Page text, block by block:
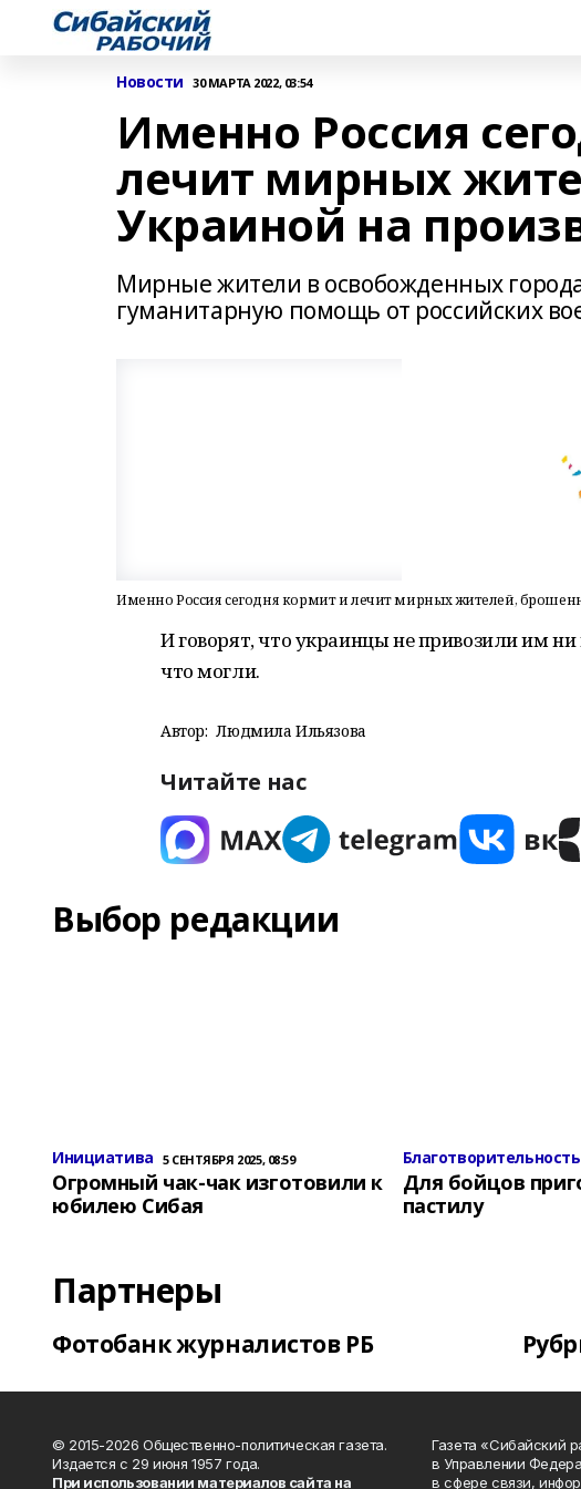
Новости 30 МАРТА 2022, 03:54
Именно Россия
лечит мирных
Украиной на
Мирные жители в освобожденных
гуманитарную помощь от российских
Именно Россия сегодня кормит и лечит мирных жителей,
И говорят, что украинцы не привозили им
что могли.
Автор: Людмила Ильязова
Читайте нас
Выбор редакции
Инициатива 5 СЕНТЯБРЯ 2025, 08:59
Огромный чак-чак изготовили к
юбилею Сибая
Благотворительность
Для бойцов
пастилу
Партнеры
Фотобанк журналистов РБ
© 2015-2026 Общественно-политическая газета.
Издается с 29 июня 1957 года.
При использовании материалов сайта на
Газета «Сибайский
в Управлении
в сфере связи,